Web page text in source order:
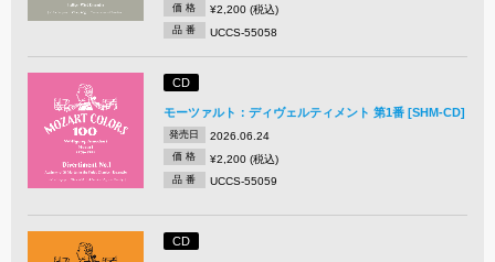
価 格 ¥2,200 (税込)
品 番 UCCS-55058
CD
モーツァルト：ディヴェルティメント 第1番 [SHM-CD]
発売日 2026.06.24
価 格 ¥2,200 (税込)
品 番 UCCS-55059
CD